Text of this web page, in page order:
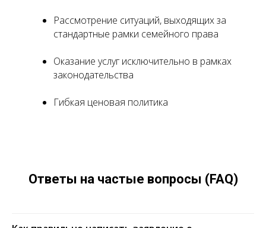
Рассмотрение ситуаций, выходящих за
стандартные рамки семейного права
Оказание услуг исключительно в рамках
законодательства
Гибкая ценовая политика
Ответы на частые вопросы (FAQ)